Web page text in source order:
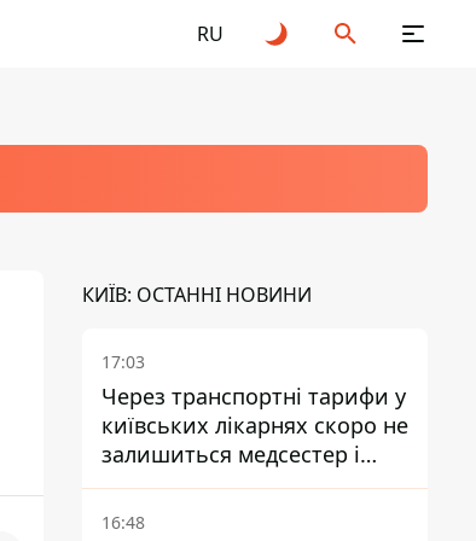
RU
КИЇВ: ОСТАННІ НОВИНИ
17:03
Через транспортні тарифи у
київських лікарнях скоро не
залишиться медсестер і
санітарок - професор
Голубовська
16:48